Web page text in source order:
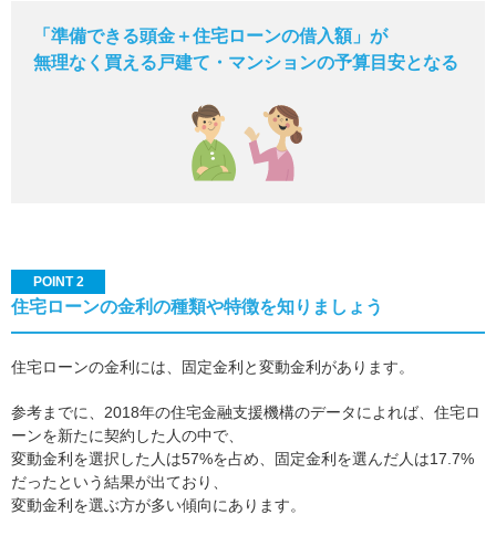
「準備できる頭金＋住宅ローンの借入額」が
無理なく買える戸建て・マンションの予算目安となる
POINT 2
住宅ローンの金利の種類や特徴を知りましょう
住宅ローンの金利には、固定金利と変動金利があります。
参考までに、2018年の住宅金融支援機構のデータによれば、住宅ロ
ーンを新たに契約した人の中で、
変動金利を選択した人は57%を占め、固定金利を選んだ人は17.7%
だったという結果が出ており、
変動金利を選ぶ方が多い傾向にあります。